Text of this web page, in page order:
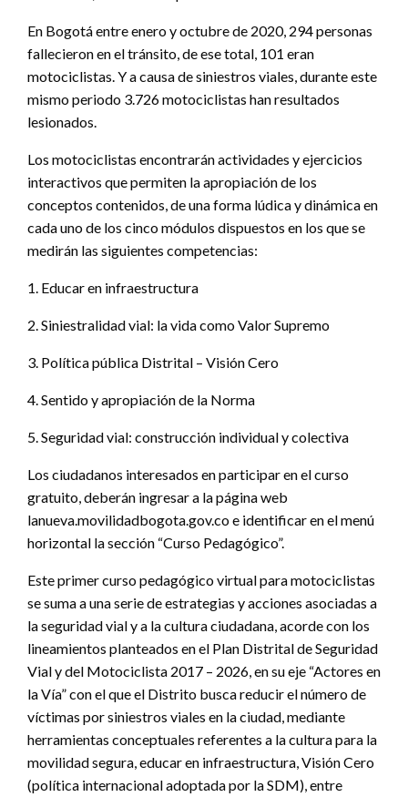
En Bogotá entre enero y octubre de 2020, 294 personas
fallecieron en el tránsito, de ese total, 101 eran
motociclistas. Y a causa de siniestros viales, durante este
mismo periodo 3.726 motociclistas han resultados
lesionados.
Los motociclistas encontrarán actividades y ejercicios
interactivos que permiten la apropiación de los
conceptos contenidos, de una forma lúdica y dinámica en
cada uno de los cinco módulos dispuestos en los que se
medirán las siguientes competencias:
1. Educar en infraestructura
2. Siniestralidad vial: la vida como Valor Supremo
3. Política pública Distrital – Visión Cero
4. Sentido y apropiación de la Norma
5. Seguridad vial: construcción individual y colectiva
Los ciudadanos interesados en participar en el curso
gratuito, deberán ingresar a la página web
lanueva.movilidadbogota.gov.co e identificar en el menú
horizontal la sección “Curso Pedagógico”.
Este primer curso pedagógico virtual para motociclistas
se suma a una serie de estrategias y acciones asociadas a
la seguridad vial y a la cultura ciudadana, acorde con los
lineamientos planteados en el Plan Distrital de Seguridad
Vial y del Motociclista 2017 – 2026, en su eje “Actores en
la Vía” con el que el Distrito busca reducir el número de
víctimas por siniestros viales en la ciudad, mediante
herramientas conceptuales referentes a la cultura para la
movilidad segura, educar en infraestructura, Visión Cero
(política internacional adoptada por la SDM), entre